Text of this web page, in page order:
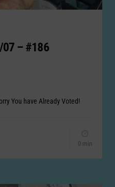
07 – #186
You have Already Voted!
0 min